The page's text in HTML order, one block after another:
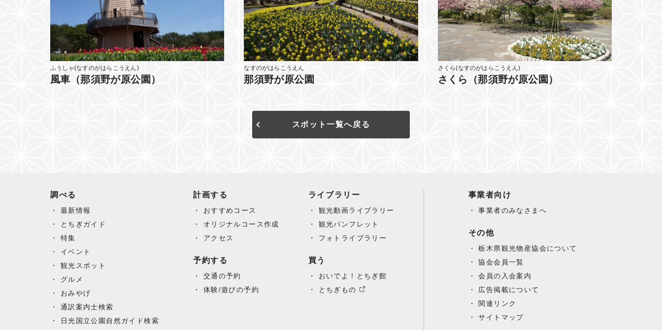
ふうしゃ(なすのがはらこうえん)
風車（那須野が原公園）
なすのがはらこうえん
那須野が原公園
さくら(なすのがはらこうえん)
さくら（那須野が原公園）
スポット一覧へ戻る
調べる
最新情報
とちぎガイド
特集
イベント
観光スポット
グルメ
おみやげ
通訳案内士検索
日光国立公園自然ガイド検索
計画する
おすすめコース
オリジナルコース作成
アクセス
予約する
交通の予約
体験/遊びの予約
ライブラリー
観光動画ライブラリー
観光パンフレット
フォトライブラリー
買う
おいでよ！とちぎ館
とちぎもの
事業者向け
事業者のみなさまへ
その他
栃木県観光物産協会について
協会会員一覧
会員の入会案内
広告掲載について
関連リンク
サイトマップ